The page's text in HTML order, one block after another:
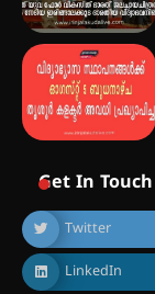
Get In Touch
Twitter
LinkedIn